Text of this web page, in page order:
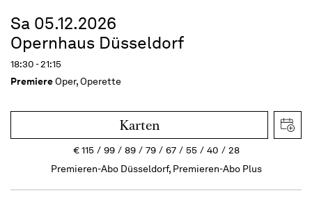
Sa 05.12.2026
Opernhaus Düsseldorf
18:30 - 21:15
PremiereOper, Operette
Karten
€115 99 89 79 67 55 40
28
Premieren-Abo Düsseldorf, Premieren-Abo Plus